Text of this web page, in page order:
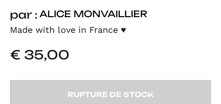
par : ALICE MONVAILLIER
Made with love in France ♥
€ 35,00
RUPTURE DE STOCK